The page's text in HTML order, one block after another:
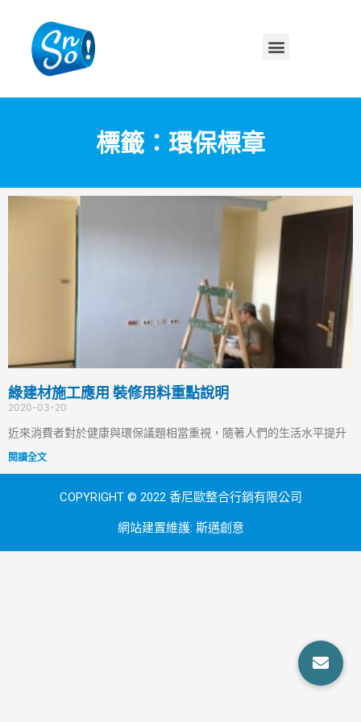
標籤：環保標章
綠建材施工應用 裝修用料重點說明
2020-03-20
近來消費者對於健康與環保議題相當重視，隨著人們的生活水平提升
閱讀全文
COPYRIGHT © 2022 香尼歐整合行銷有限公司
網站建置維護: 斯邁創意